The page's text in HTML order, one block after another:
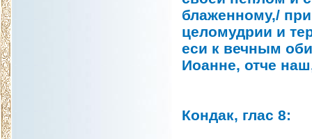
блаженному,/
целомудрии и
еси к вечным
Иоанне, отче
Кондак, глас 8: